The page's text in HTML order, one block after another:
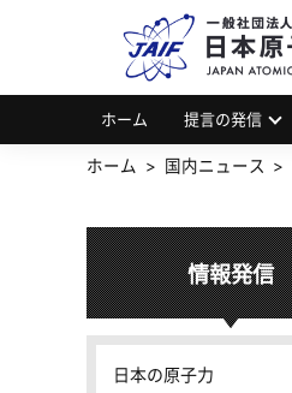
ホーム 提言の発信
ホーム 国内ニュース
情報発信
日本の原子力